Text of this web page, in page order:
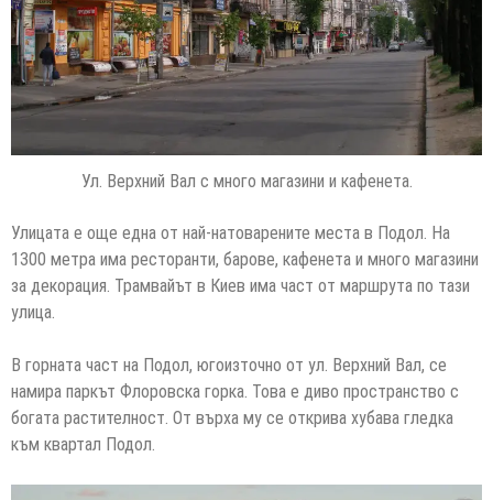
Ул. Верхний Вал с много магазини и кафенета.
Улицата е още една от най-натоварените места в Подол. На
1300 метра има ресторанти, барове, кафенета и много магазини
за декорация. Трамвайът в Киев има част от маршрута по тази
улица.
В горната част на Подол, югоизточно от ул. Верхний Вал, се
намира паркът Флоровска горка. Това е диво пространство с
богата растителност. От върха му се открива хубава гледка
към квартал Подол.